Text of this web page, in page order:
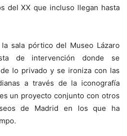
del XX que incluso llegan hasta
sala pórtico del Museo Lázaro
de intervención donde se
lo privado y se ironiza con las
a través de la iconografía
un proyecto conjunto con otros
de Madrid en los que ha